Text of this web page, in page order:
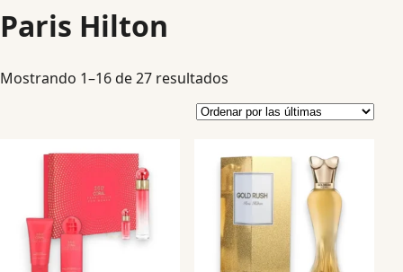
Paris Hilton
Mostrando 1–16 de 27 resultados